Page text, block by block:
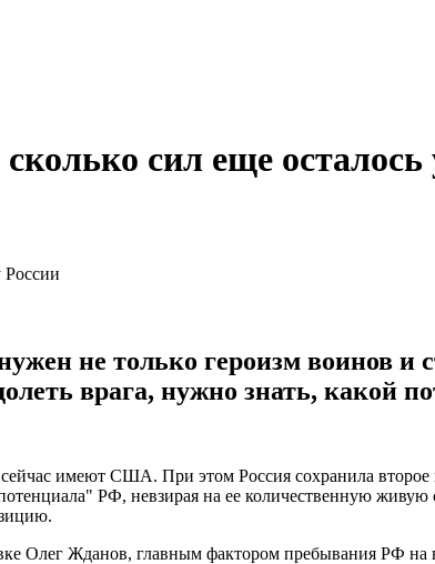
сил еще осталось
не только героизм воинов и
врага, нужно знать, какой
имеют США. При этом Россия сохранила второе
РФ, невзирая на ее количественную
Олег Жданов, главным фактором пребывания РФ на